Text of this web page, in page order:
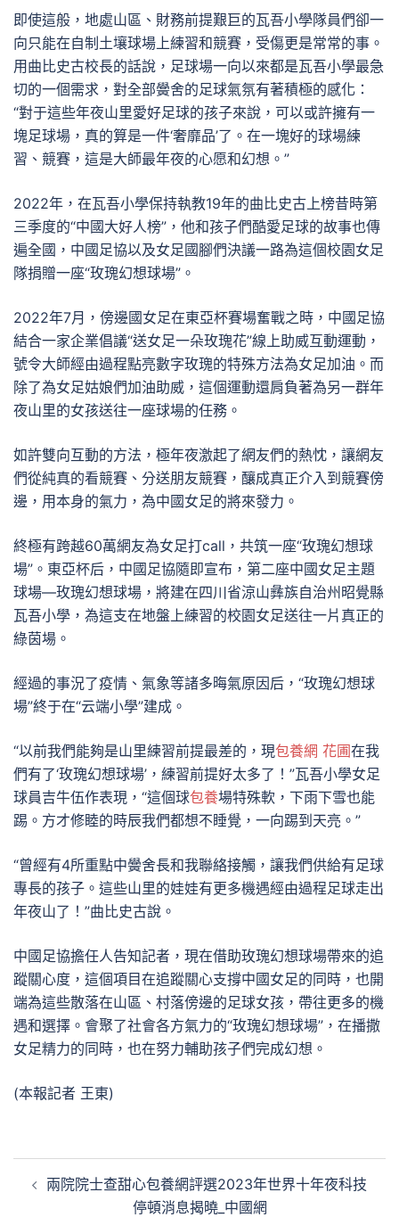
即使這般，地處山區、財務前提艱巨的瓦吾小學隊員們卻一
向只能在自制土壤球場上練習和競賽，受傷更是常常的事。
用曲比史古校長的話說，足球場一向以來都是瓦吾小學最急
切的一個需求，對全部黌舍的足球氣氛有著積極的感化：
“對于這些年夜山里愛好足球的孩子來說，可以或許擁有一
塊足球場，真的算是一件‘奢靡品’了。在一塊好的球場練
習、競賽，這是大師最年夜的心愿和幻想。”
2022年，在瓦吾小學保持執教19年的曲比史古上榜昔時第
三季度的“中國大好人榜”，他和孩子們酷愛足球的故事也傳
遍全國，中國足協以及女足國腳們決議一路為這個校園女足
隊捐贈一座“玫瑰幻想球場”。
2022年7月，傍邊國女足在東亞杯賽場奮戰之時，中國足協
結合一家企業倡議“送女足一朵玫瑰花”線上助威互動運動，
號令大師經由過程點亮數字玫瑰的特殊方法為女足加油。而
除了為女足姑娘們加油助威，這個運動還肩負著為另一群年
夜山里的女孩送往一座球場的任務。
如許雙向互動的方法，極年夜激起了網友們的熱忱，讓網友
們從純真的看競賽、分送朋友競賽，釀成真正介入到競賽傍
邊，用本身的氣力，為中國女足的將來發力。
終極有跨越60萬網友為女足打call，共筑一座“玫瑰幻想球
場”。東亞杯后，中國足協隨即宣布，第二座中國女足主題
球場—玫瑰幻想球場，將建在四川省涼山彝族自治州昭覺縣
瓦吾小學，為這支在地盤上練習的校園女足送往一片真正的
綠茵場。
經過的事況了疫情、氣象等諸多晦氣原因后，“玫瑰幻想球
場”終于在“云端小學”建成。
“以前我們能夠是山里練習前提最差的，現包養網 花圃在我
們有了‘玫瑰幻想球場’，練習前提好太多了！”瓦吾小學女足
球員吉牛伍作表現，“這個球包養場特殊軟，下雨下雪也能
踢。方才修睦的時辰我們都想不睡覺，一向踢到天亮。”
“曾經有4所重點中黌舍長和我聯絡接觸，讓我們供給有足球
專長的孩子。這些山里的娃娃有更多機遇經由過程足球走出
年夜山了！”曲比史古說。
中國足協擔任人告知記者，現在借助玫瑰幻想球場帶來的追
蹤關心度，這個項目在追蹤關心支撐中國女足的同時，也開
端為這些散落在山區、村落傍邊的足球女孩，帶往更多的機
遇和選擇。會聚了社會各方氣力的“玫瑰幻想球場”，在播撒
女足精力的同時，也在努力輔助孩子們完成幻想。
(本報記者 王東)
章
兩院院士查甜心包養網評選2023年世界十年夜科技
停頓消息揭曉_中國網